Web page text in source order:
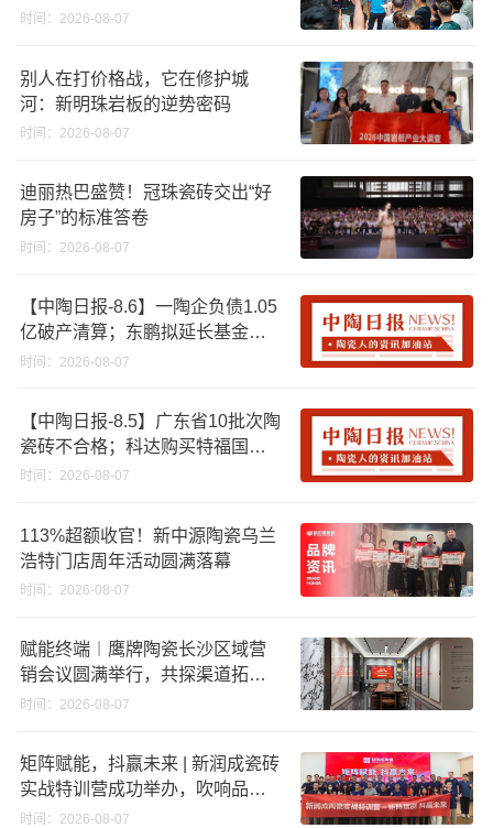
时间：2026-08-07
别人在打价格战，它在修护城
河：新明珠岩板的逆势密码
时间：2026-08-07
迪丽热巴盛赞！冠珠瓷砖交出“好
房子”的标准答卷
时间：2026-08-07
【中陶日报-8.6】一陶企负债1.05
亿破产清算；东鹏拟延长基金投
资期限；工信部开展建陶行业能
时间：2026-08-07
【中陶日报-8.5】广东省10批次陶
瓷砖不合格；科达购买特福国际
股份申请未通过；蒙娜丽莎5千万
破18亿元
时间：2026-08-07
113%超额收官！新中源陶瓷乌兰
浩特门店周年活动圆满落幕
时间：2026-08-07
赋能终端︱鹰牌陶瓷长沙区域营
销会议圆满举行，共探渠道拓展
与门店升级新路径
时间：2026-08-07
矩阵赋能，抖赢未来 | 新润成瓷砖
实战特训营成功举办，吹响品牌
秋季营销冲锋号！
时间：2026-08-07